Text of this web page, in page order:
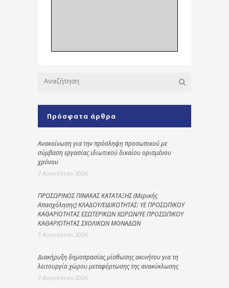
Πρόσφατα άρθρα
Ανακοίνωση για την πρόσληψη προσωπικού με
σύμβαση εργασίας ιδιωτικού δικαίου ορισμένου
χρόνου
7 Αυγούστου 2026
ΠΡΟΣΩΡΙΝΟΣ ΠΙΝΑΚΑΣ ΚΑΤΑΤΑΞΗΣ (Μερικής
Απασχόλησης) ΚΛΑΔΟΥ/ΕΙΔΙΚΟΤΗΤΑΣ: ΥΕ ΠΡΟΣΩΠΙΚΟΥ
ΚΑΘΑΡΙΟΤΗΤΑΣ ΕΣΩΤΕΡΙΚΩΝ ΧΩΡΩΝ/ΥΕ ΠΡΟΣΩΠΙΚΟΥ
ΚΑΘΑΡΙΟΤΗΤΑΣ ΣΧΟΛΙΚΩΝ ΜΟΝΑΔΩΝ
7 Αυγούστου 2026
Διακήρυξη δημοπρασίας μίσθωσης ακινήτου για τη
λειτουργία χώρου μεταφόρτωσης της ανακύκλωσης
7 Αυγούστου 2026